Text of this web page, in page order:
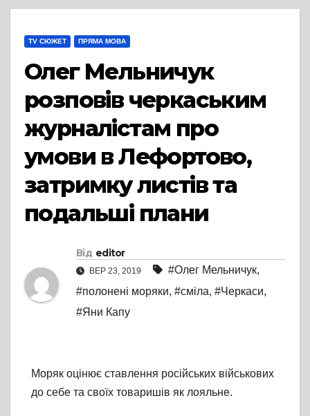
TV СЮЖЕТ ПРЯМА МОВА
Олег Мельничук
розповів черкаським
журналістам про
умови в Лефортово,
затримку листів та
подальші плани
Від editor
ВЕР 23, 2019 #Олег Мельничук,
#полонені моряки, #сміла, #Черкаси,
#Яни Капу
Моряк оцінює ставлення російських військових
до себе та своїх товаришів як лояльне.